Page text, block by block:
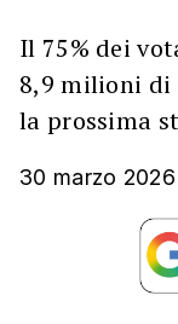
Il 75% dei
8,9 milioni di
la prossima
30 marzo 2026